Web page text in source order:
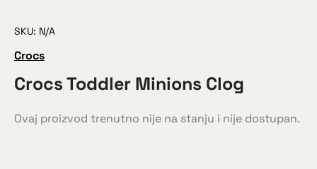
SKU: N/A
Crocs
Crocs Toddler Minions Clog
Ovaj proizvod trenutno nije na stanju i nije dostupan.